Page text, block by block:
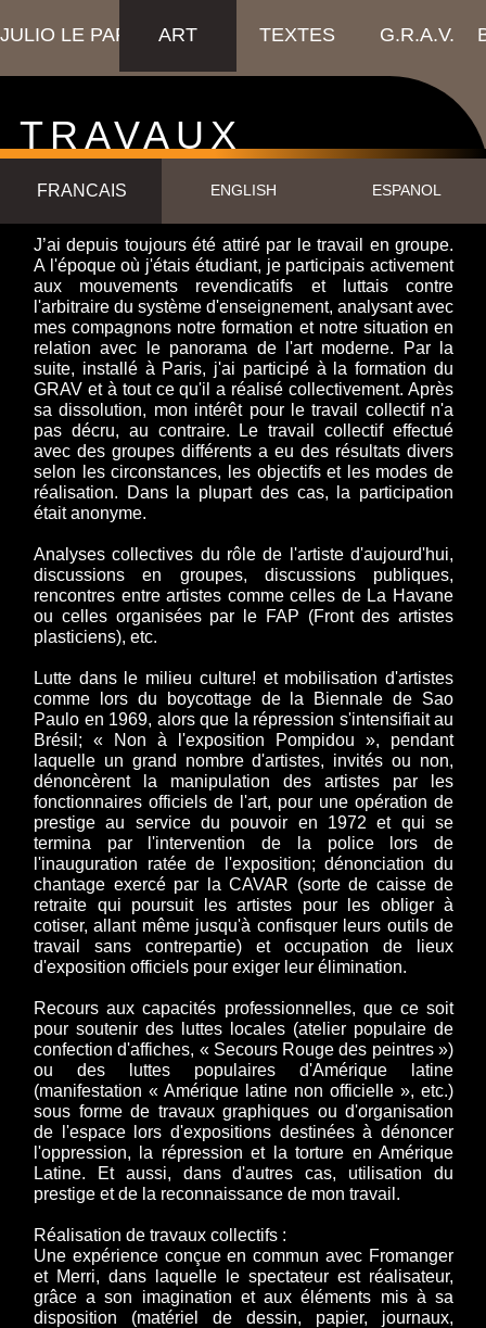
JULIO LE PARC ART TEXTES G.R.A.V.
TRAVAUX
COLLECTIFS
FRANCAIS ENGLISH ESPANOL
J’ai depuis toujours été attiré par le travail en groupe.
A l'époque où j'étais étudiant, je participais activement
aux mouvements revendicatifs et luttais contre
l'arbitraire du système d'enseignement, analysant avec
mes compagnons notre formation et notre situation en
relation avec le panorama de l'art moderne. Par la
suite, installé à Paris, j'ai participé à la formation du
GRAV et à tout ce qu'il a réalisé collectivement. Après
sa dissolution, mon intérêt pour le travail collectif n'a
pas décru, au contraire. Le travail collectif effectué
avec des groupes différents a eu des résultats divers
selon les circonstances, les objectifs et les modes de
réalisation. Dans la plupart des cas, la participation
était anonyme.
Analyses collectives du rôle de l'artiste d'aujourd'hui,
discussions en groupes, discussions publiques,
rencontres entre artistes comme celles de La Havane
ou celles organisées par le FAP (Front des artistes
plasticiens), etc.
Lutte dans le milieu culture! et mobilisation d'artistes
comme lors du boycottage de la Biennale de Sao
Paulo en 1969, alors que la répression s'intensifiait au
Brésil; « Non à l'exposition Pompidou », pendant
laquelle un grand nombre d'artistes, invités ou non,
dénoncèrent la manipulation des artistes par les
fonctionnaires officiels de l'art, pour une opération de
prestige au service du pouvoir en 1972 et qui se
termina par l'intervention de la police lors de
l'inauguration ratée de l'exposition; dénonciation du
chantage exercé par la CAVAR (sorte de caisse de
retraite qui poursuit les artistes pour les obliger à
cotiser, allant même jusqu'à confisquer leurs outils de
travail sans contrepartie) et occupation de lieux
d'exposition officiels pour exiger leur élimination.
Recours aux capacités professionnelles, que ce soit
pour soutenir des luttes locales (atelier populaire de
confection d'affiches, « Secours Rouge des peintres »)
ou des luttes populaires d'Amérique latine
(manifestation « Amérique latine non officielle », etc.)
sous forme de travaux graphiques ou d'organisation
de l'espace lors d'expositions destinées à dénoncer
l'oppression, la répression et la torture en Amérique
Latine. Et aussi, dans d'autres cas, utilisation du
prestige et de la reconnaissance de mon travail.
Réalisation de travaux collectifs :
Une expérience conçue en commun avec Fromanger
et Merri, dans laquelle le spectateur est réalisateur,
grâce a son imagination et aux éléments mis à sa
disposition (matériel de dessin, papier, journaux,